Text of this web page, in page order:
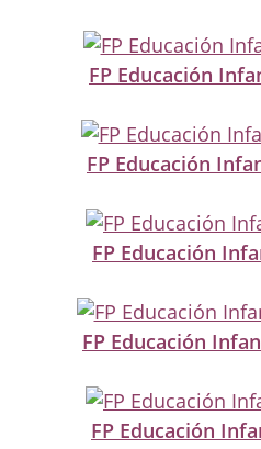
FP Educación
FP Educación
FP Educación
FP Educación
FP Educación